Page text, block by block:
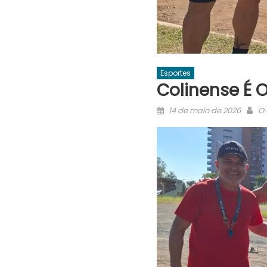
Esportes
Colinense É
Posted
14 de maio de 2026 O